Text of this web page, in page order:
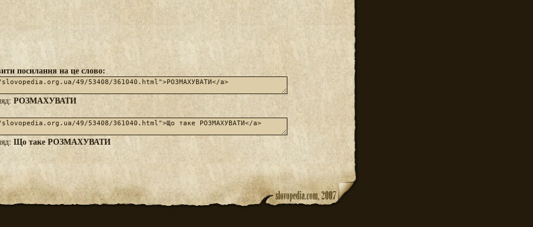
посилання на це слово:
РОЗМАХУВАТИ
Що таке РОЗМАХУВАТИ